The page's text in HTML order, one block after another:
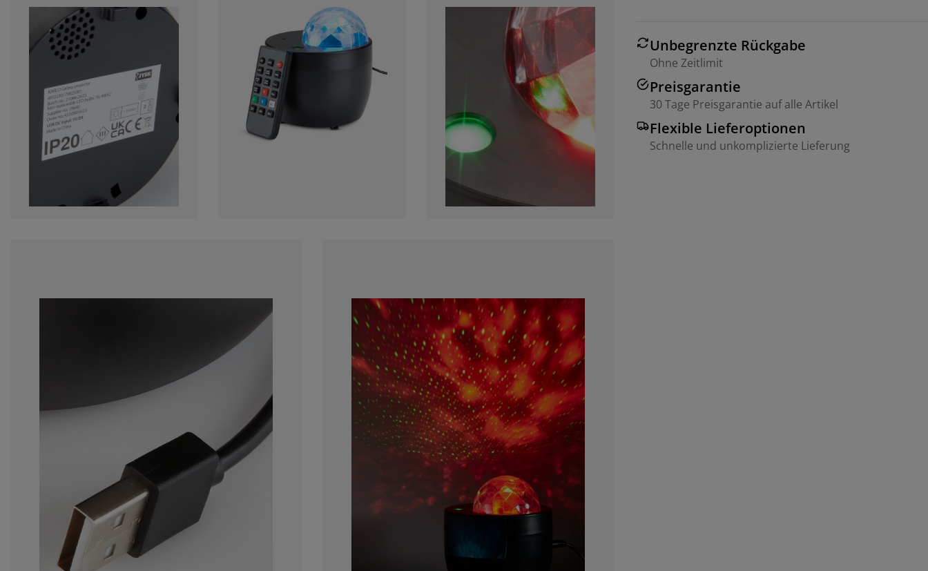
Unbegrenzte Rückgabe
Ohne Zeitlimit
Preisgarantie
30 Tage Preisgarantie auf alle Artikel
Flexible Lieferoptionen
Schnelle und unkomplizierte Lieferung